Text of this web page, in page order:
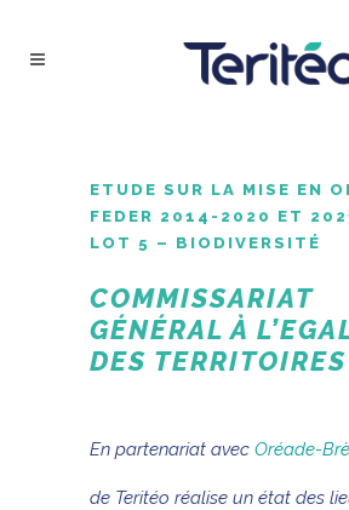
ETUDE SUR LA MISE EN
FEDER 2014-2020 ET
LOT 5 – BIODIVERSITÉ
COMMISSARIAT
GÉNÉRAL À
DES TERRITOIRES
En partenariat avec Oréade-
de Teritéo réalise un état des